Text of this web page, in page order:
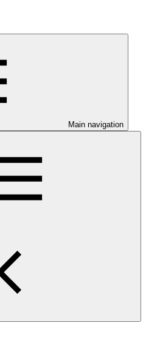
Main navigation